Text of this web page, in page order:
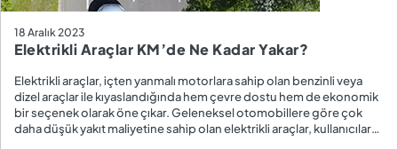
18 Aralık 2023
Elektrikli Araçlar KM’de Ne Kadar Yakar?
Elektrikli araçlar, içten yanmalı motorlara sahip olan benzinli veya
dizel araçlar ile kıyaslandığında hem çevre dostu hem de ekonomik
bir seçenek olarak öne çıkar. Geleneksel otomobillere göre çok
daha düşük yakıt maliyetine sahip olan elektrikli araçlar, kullanıcılara